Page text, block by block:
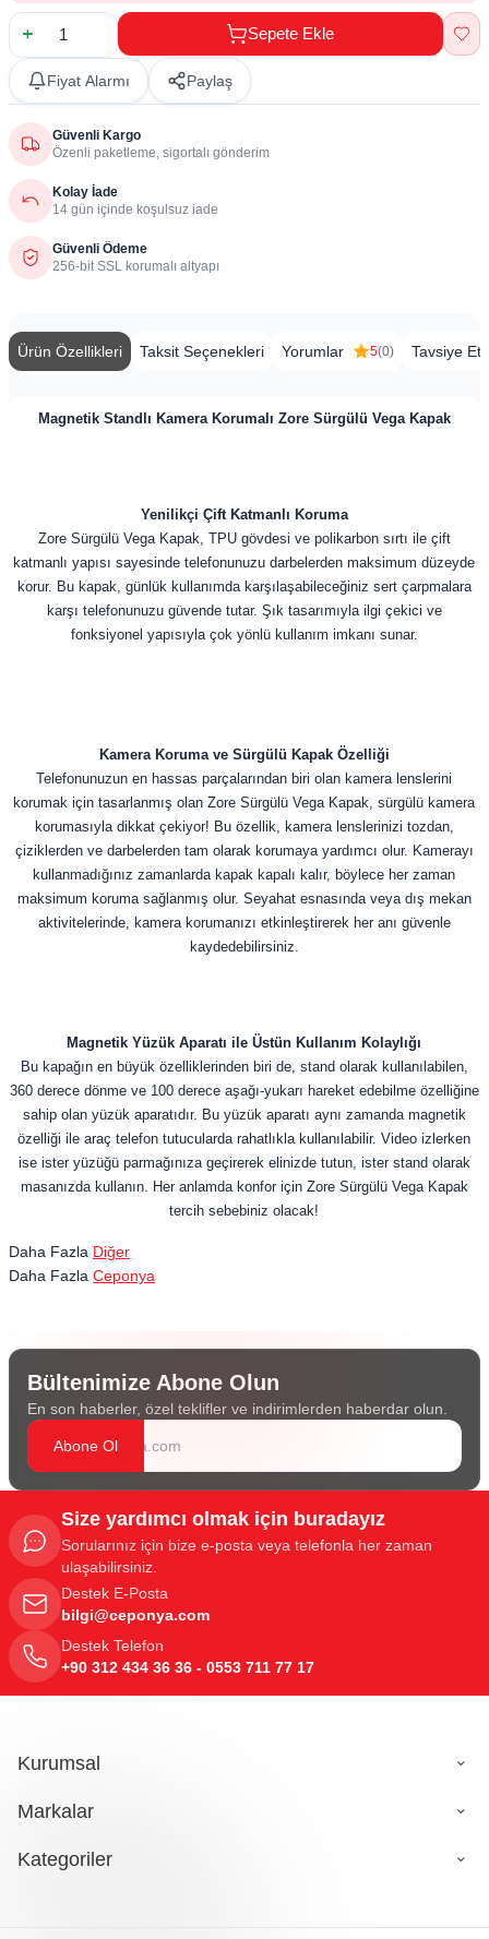
Sepete Ekle
Fiyat Alarmı Paylaş
Güvenli Kargo
Özenli paketleme, sigortalı gönderim
Kolay İade
14 gün içinde koşulsuz iade
Güvenli Ödeme
256-bit SSL korumalı altyapı
Ürün Özellikleri Taksit Seçenekleri Yorumlar 5(0) Tavsiye Et
Magnetik Standlı Kamera Korumalı Zore Sürgülü Vega Kapak
Yenilikçi Çift Katmanlı Koruma
Zore Sürgülü Vega Kapak, TPU gövdesi ve polikarbon sırtı ile çift
katmanlı yapısı sayesinde telefonunuzu darbelerden maksimum düzeyde
korur. Bu kapak, günlük kullanımda karşılaşabileceğiniz sert çarpmalara
karşı telefonunuzu güvende tutar. Şık tasarımıyla ilgi çekici ve
fonksiyonel yapısıyla çok yönlü kullanım imkanı sunar.
Kamera Koruma ve Sürgülü Kapak Özelliği
Telefonunuzun en hassas parçalarından biri olan kamera lenslerini
korumak için tasarlanmış olan Zore Sürgülü Vega Kapak, sürgülü kamera
korumasıyla dikkat çekiyor! Bu özellik, kamera lenslerinizi tozdan,
çiziklerden ve darbelerden tam olarak korumaya yardımcı olur. Kamerayı
kullanmadığınız zamanlarda kapak kapalı kalır, böylece her zaman
maksimum koruma sağlanmış olur. Seyahat esnasında veya dış mekan
aktivitelerinde, kamera korumanızı etkinleştirerek her anı güvenle
kaydedebilirsiniz.
Magnetik Yüzük Aparatı ile Üstün Kullanım Kolaylığı
Bu kapağın en büyük özelliklerinden biri de, stand olarak kullanılabilen,
360 derece dönme ve 100 derece aşağı-yukarı hareket edebilme özelliğine
sahip olan yüzük aparatıdır. Bu yüzük aparatı aynı zamanda magnetik
özelliği ile araç telefon tutucularda rahatlıkla kullanılabilir. Video izlerken
ise ister yüzüğü parmağınıza geçirerek elinizde tutun, ister stand olarak
masanızda kullanın. Her anlamda konfor için Zore Sürgülü Vega Kapak
tercih sebebiniz olacak!
Daha Fazla Diğer
Daha Fazla Ceponya
Bültenimize Abone Olun
En son haberler, özel teklifler ve indirimlerden haberdar olun.
Abone Ol
Size yardımcı olmak için buradayız
Sorularınız için bize e-posta veya telefonla her zaman
ulaşabilirsiniz.
Destek E-Posta
bilgi@ceponya.com
Destek Telefon
+90 312 434 36 36 - 0553 711 77 17
Kurumsal
Markalar
Kategoriler